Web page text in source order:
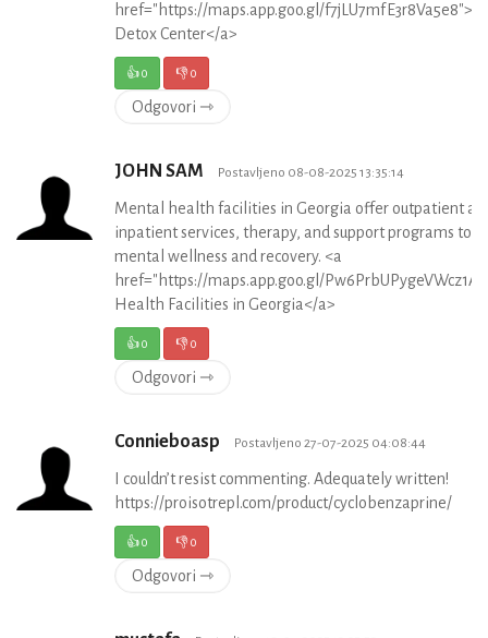
href="https://maps.app.goo.gl/
Detox Center</a>
👍0 👎0
Odgovori ⇾
JOHN SAM Postavljeno 08-08-2025 13:35:14
Mental health facilities in Georgia offer outpatient
inpatient services, therapy, and support programs to
mental wellness and recovery. <a
href="https://maps.app.goo.gl/
Health Facilities in Georgia</a>
👍0 👎0
Odgovori ⇾
Connieboasp Postavljeno 27-07-2025 04:08:44
I couldn’t resist commenting. Adequately written!
https://proisotrepl.com/product/cyclobenzaprine/
👍0 👎0
Odgovori ⇾